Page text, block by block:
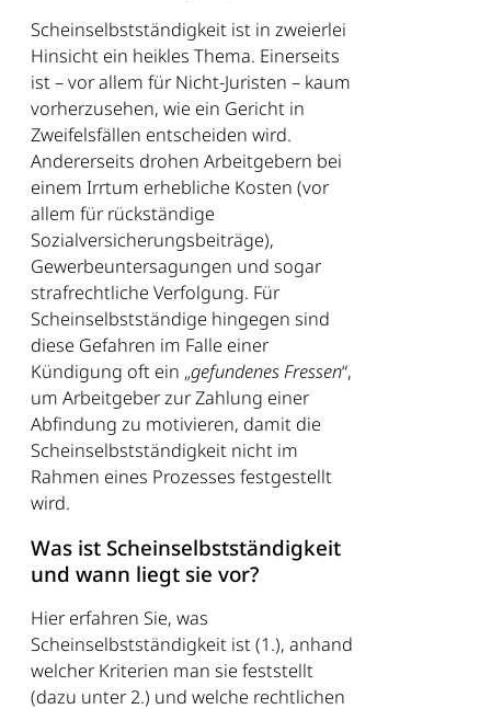
Scheinselbstständigkeit ist in zweierlei
Hinsicht ein heikles Thema. Einerseits
ist – vor allem für Nicht-Juristen – kaum
vorherzusehen, wie ein Gericht in
Zweifelsfällen entscheiden wird.
Andererseits drohen Arbeitgebern bei
einem Irrtum erhebliche Kosten (vor
allem für rückständige
Sozialversicherungsbeiträge),
Gewerbeuntersagungen und sogar
strafrechtliche Verfolgung. Für
Scheinselbstständige hingegen sind
diese Gefahren im Falle einer
Kündigung oft ein „gefundenes Fressen“,
um Arbeitgeber zur Zahlung einer
Abfindung zu motivieren, damit die
Scheinselbstständigkeit nicht im
Rahmen eines Prozesses festgestellt
wird.
Was ist Scheinselbstständigkeit
und wann liegt sie vor?
Hier erfahren Sie, was
Scheinselbstständigkeit ist (1.), anhand
welcher Kriterien man sie feststellt
(dazu unter 2.) und welche rechtlichen